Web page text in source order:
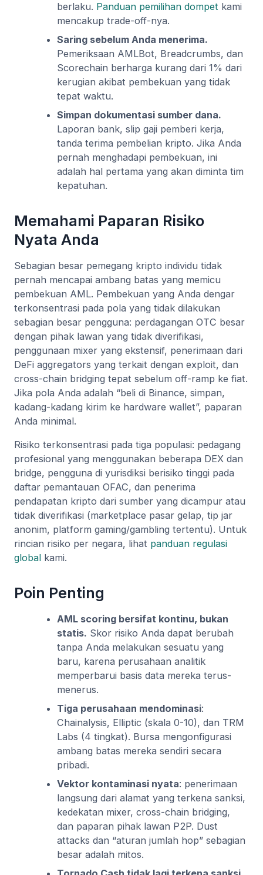
berlaku. Panduan pemilihan dompetkami
mencakup trade-off-nya.
Saring sebelum Anda menerima.
Pemeriksaan AMLBot, Breadcrumbs, dan
Scorechain berharga kurang dari 1% dari
kerugian akibat pembekuan yang tidak
tepat waktu.
Simpan dokumentasi sumber dana.
Laporan bank, slip gaji pemberi kerja,
tanda terima pembelian kripto. Jika Anda
pernah menghadapi pembekuan, ini
adalah hal pertama yang akan diminta tim
kepatuhan.
Memahami Paparan Risiko
Nyata Anda
Sebagian besar pemegang kripto individu tidak
pernah mencapai ambang batas yang memicu
pembekuan AML. Pembekuan yang Anda dengar
terkonsentrasi pada pola yang tidak dilakukan
sebagian besar pengguna: perdagangan OTC besar
dengan pihak lawan yang tidak diverifikasi,
penggunaan mixer yang ekstensif, penerimaan dari
DeFi aggregators yang terkait dengan exploit, dan
cross-chain bridging tepat sebelum off-ramp ke fiat.
Jika pola Anda adalah “beli di Binance, simpan,
kadang-kadang kirim ke hardware wallet”, paparan
Anda minimal.
Risiko terkonsentrasi pada tiga populasi: pedagang
profesional yang menggunakan beberapa DEX dan
bridge, pengguna di yurisdiksi berisiko tinggi pada
daftar pemantauan OFAC, dan penerima
pendapatan kripto dari sumber yang dicampur atau
tidak diverifikasi (marketplace pasar gelap, tip jar
anonim, platform gaming/gambling tertentu). Untuk
rincian risiko per negara, lihat panduan regulasi
global kami.
Poin Penting
AML scoring bersifat kontinu, bukan
statis. Skor risiko Anda dapat berubah
tanpa Anda melakukan sesuatu yang
baru, karena perusahaan analitik
memperbarui basis data mereka terus-
menerus.
Tiga perusahaan mendominasi:
Chainalysis, Elliptic (skala 0-10), dan TRM
Labs (4 tingkat). Bursa mengonfigurasi
ambang batas mereka sendiri secara
pribadi.
Vektor kontaminasi nyata: penerimaan
langsung dari alamat yang terkena sanksi,
kedekatan mixer, cross-chain bridging,
dan paparan pihak lawan P2P. Dust
attacks dan “aturan jumlah hop” sebagian
besar adalah mitos.